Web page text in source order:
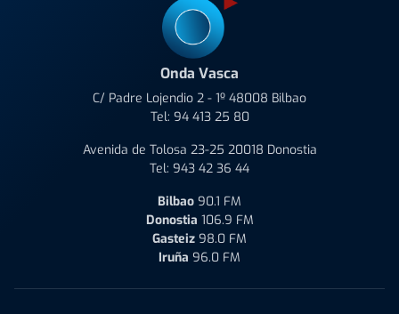
Onda Vasca
C/ Padre Lojendio 2 - 1º 48008 Bilbao
Tel: 94 413 25 80
Avenida de Tolosa 23-25 20018 Donostia
Tel: 943 42 36 44
Bilbao 90.1 FM
Donostia 106.9 FM
Gasteiz 98.0 FM
Iruña 96.0 FM